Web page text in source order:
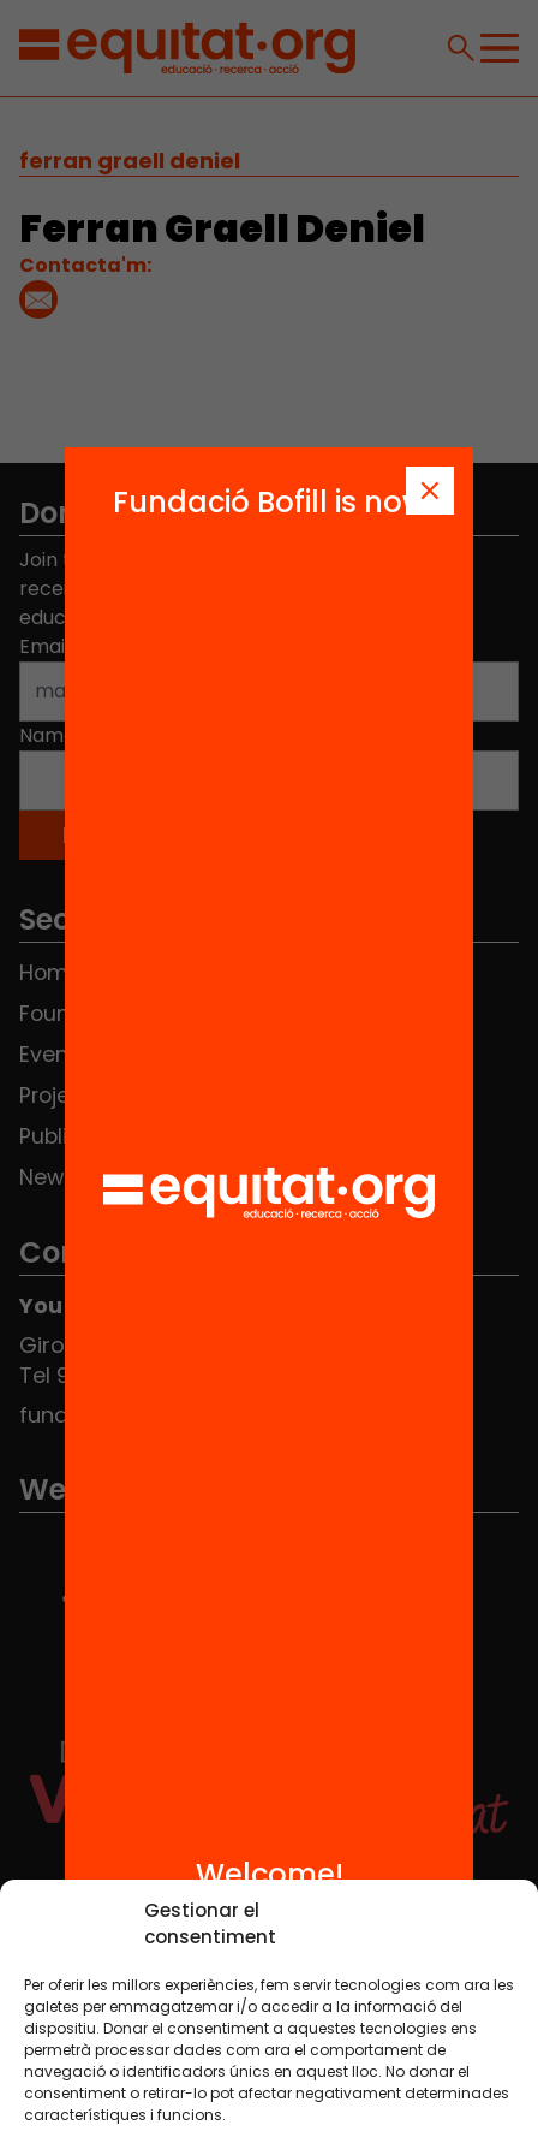
Gestionar el
consentiment
Per oferir les millors experiències, fem servir tecnologies com ara les
galetes per emmagatzemar i/o accedir a la informació del
dispositiu. Donar el consentiment a aquestes tecnologies ens
permetrà processar dades com ara el comportament de
navegació o identificadors únics en aquest lloc. No donar el
consentiment o retirar-lo pot afectar negativament determinades
característiques i funcions.
ferran graell deniel
Ferran Graell Deniel
Contacta'm:
Don't miss anything.
Join the more than 40,000 people who already
receive news about initiatives and projects for
educational change in Catalonia.
Email address
Name
Sections
Home
Foundation
Events
Projects
Publications and videos
News
Contact
You can find us at the Social HUB
Girona 34, interior 08010 Barcelona
Tel 934 588 700
fundacio@equitat.org
We are part of...
Social Media
TW YTB IG FB IN
Legal NoticeCookie Policy
Fundació Bofill is now
Welcome!